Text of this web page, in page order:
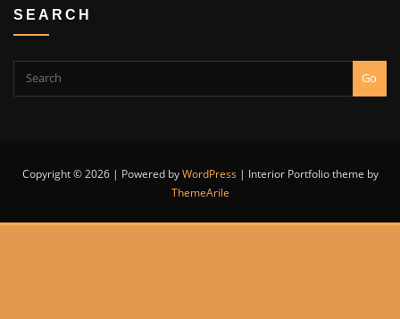
SEARCH
Go
Copyright © 2026 | Powered byWordPress | Interior Portfolio theme by
ThemeArile